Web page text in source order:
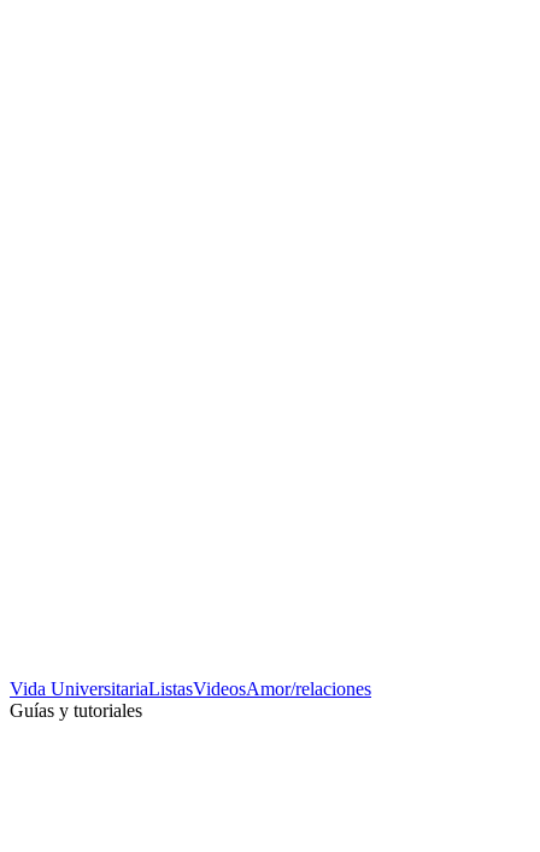
Vida UniversitariaListasVideosAmor/relaciones
Guías y tutoriales